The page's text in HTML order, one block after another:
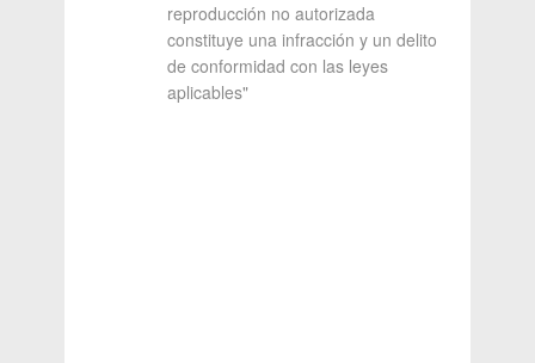
reproducción no autorizada
constituye una infracción y un delito
de conformidad con las leyes
aplicables"